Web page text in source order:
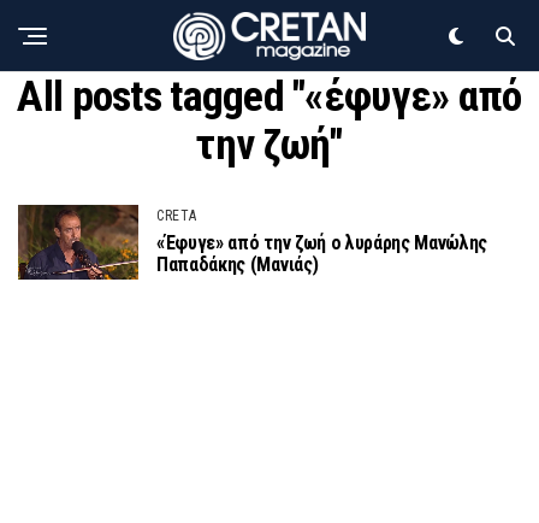
All posts tagged "«έφυγε» από
την ζωή"
CRETA
«Έφυγε» από την ζωή ο λυράρης Μανώλης
Παπαδάκης (Μανιάς)